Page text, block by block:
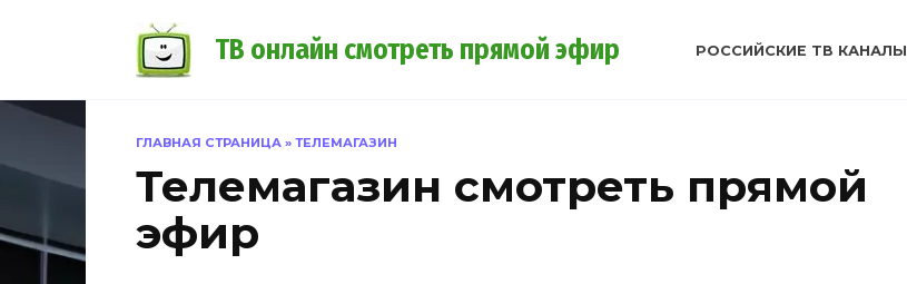
ТВ онлайн смотреть прямой эфир РОССИЙСКИЕ ТВ КАНАЛЫ
ГЛАВНАЯ СТРАНИЦА » ТЕЛЕМАГАЗИН
Телемагазин смотреть прямой
эфир